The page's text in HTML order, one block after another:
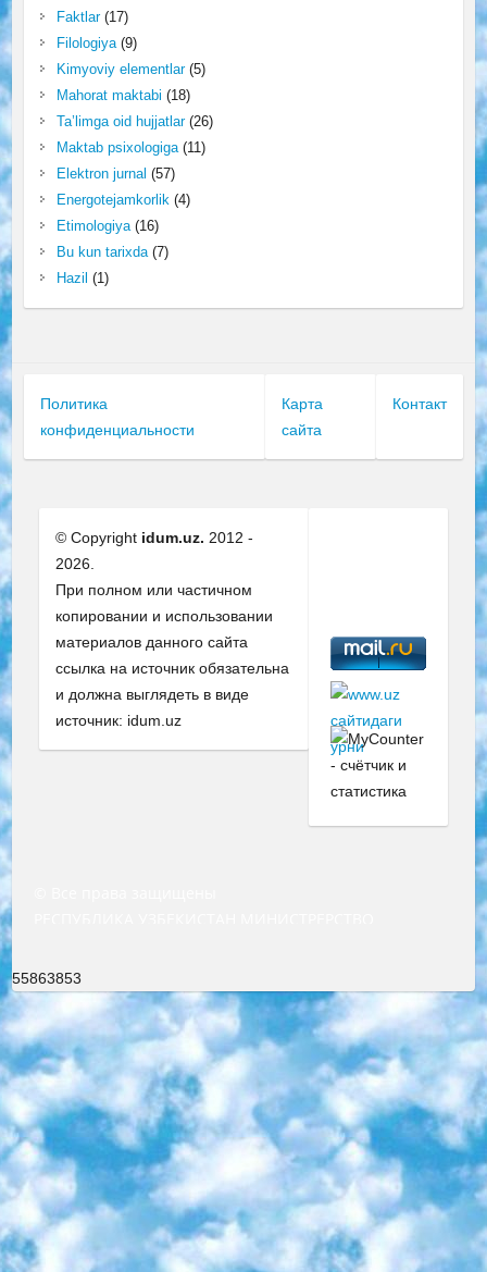
Faktlar(17)
Filologiya(9)
Kimyoviy elementlar(5)
Mahorat maktabi (18)
Ta’limga oid hujjatlar(26)
Maktab psixologiga(11)
Elektron jurnal (57)
Energotejamkorlik(4)
Etimologiya(16)
Bu kun tarixda(7)
Hazil (1)
Политика
конфиденциальности
Карта
сайта
Контакт
© Copyright idum.uz. 2012 -
2026.
При полном или частичном
копировании и использовании
материалов данного сайта
ссылка на источник обязательна
и должна выглядеть в виде
источник: idum.uz
55863853